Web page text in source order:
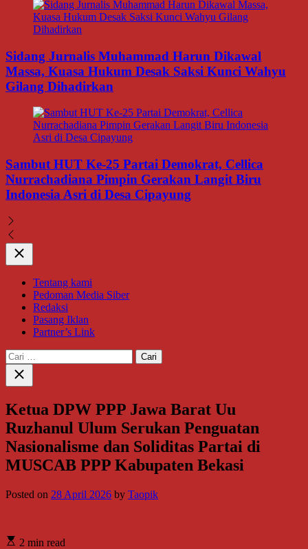
Sidang Jurnalis Muhammad Harun Dikawal
Massa, Kuasa Hukum Desak Saksi Kunci Wahyu
Gilang Dihadirkan
Sambut HUT Ke-25 Partai Demokrat, Cellica
Nurrachadiana Pimpin Gerakan Langit Biru
Indonesia Asri di Desa Cipayung
Close
Tentang kami
Pedoman Media Siber
Redaksi
Pasang Iklan
Partner’s Link
Cari
untuk:
Close
search
Ketua DPW PPP Jawa Barat Uu
Ruzhanul Ulum Serukan Penguatan
Nasionalisme dan Soliditas Partai di
MUSCAB PPP Kabupaten Bekasi
Posted on 28 April 2026 by Taopik
2 min read